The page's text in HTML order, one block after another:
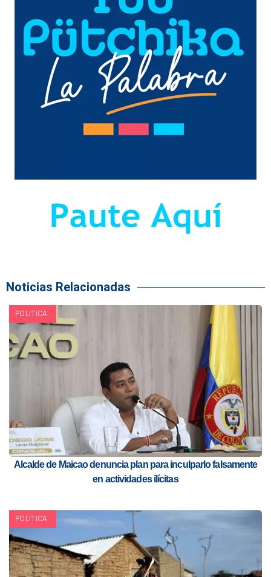
Noticias Relacionadas
POLITICA
Alcalde de Maicao denuncia plan para inculparlo falsamente
en actividades ilícitas
POLITICA